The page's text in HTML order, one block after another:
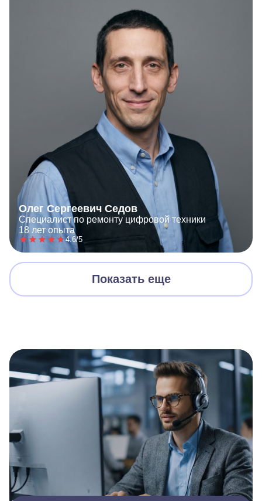
Олег Сергеевич Седов
Специалист по ремонту цифровой техники
18 лет опыта
4.6/5
Показать еще